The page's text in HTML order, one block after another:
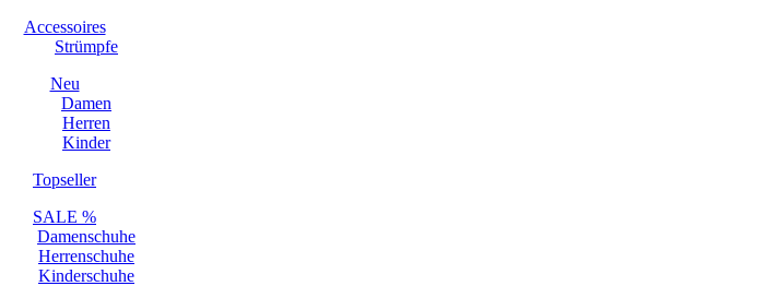
Accessoires
Strümpfe
Neu
Damen
Herren
Kinder
Topseller
SALE %
Damenschuhe
Herrenschuhe
Kinderschuhe